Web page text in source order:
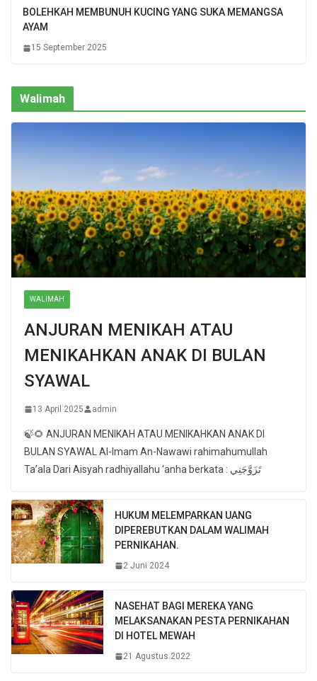
BOLEHKAH MEMBUNUH KUCING YANG SUKA MEMANGSA
AYAM
15 September 2025
Walimah
WALIMAH
ANJURAN MENIKAH ATAU
MENIKAHKAN ANAK DI BULAN
SYAWAL
13 April 2025 admin
🍃🌻 ANJURAN MENIKAH ATAU MENIKAHKAN ANAK DI
BULAN SYAWAL Al-Imam An-Nawawi rahimahumullah
Ta’ala Dari Aisyah radhiyallahu ‘anha berkata : تَزَوَّجَنِي
HUKUM MELEMPARKAN UANG
DIPEREBUTKAN DALAM WALIMAH
PERNIKAHAN.
2 Juni 2024
NASEHAT BAGI MEREKA YANG
MELAKSANAKAN PESTA PERNIKAHAN
DI HOTEL MEWAH
21 Agustus 2022